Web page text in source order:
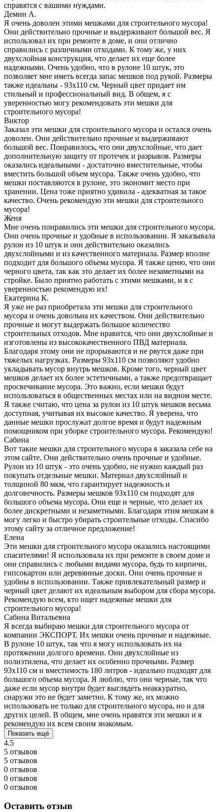
справятся с вашими нуждами.
Демин А.
Я очень доволен этими мешками для строительного мусора!
Они действительно прочные и выдерживают большой вес. Я
использовал их при ремонте в доме, и они отлично
справились с различными отходами. К тому же, у них
двухслойная конструкция, что делает их еще более
надежными. Очень удобно, что в рулоне 10 штук, это
позволяет мне иметь всегда запас мешков под рукой. Размеры
также идеальны - 93х110 см. Черный цвет придает им
стильный и профессиональный вид. В общем, я с
уверенностью могу рекомендовать эти мешки для
строительного мусора!
Виктор
Заказал эти мешки для строительного мусора и остался очень
доволен. Они действительно прочные и выдерживают
большой вес. Понравилось, что они двухслойные, что дает
дополнительную защиту от протечек и разрывов. Размеры
оказались идеальными - достаточно вместительные, чтобы
вместить большой объем мусора. Также очень удобно, что
мешки поставляются в рулоне, это экономит место при
хранении. Цена тоже приятно удивила - адекватная за такое
качество. Очень рекомендую эти мешки для строительного
мусора!
Женя
Мне очень понравились эти мешки для строительного мусора.
Они очень прочные и удобные в использовании. Я заказывала
рулон из 10 штук и они действительно оказались
двухслойными и из качественного материала. Размер вполне
подходит для большого объема мусора. Я также ценю, что они
черного цвета, так как это делает их более незаметными на
стройке. Было приятно работать с этими мешками, и я с
уверенностью рекомендую их!
Екатерина К.
Я уже не раз приобретала эти мешки для строительного
мусора и очень довольна их качеством. Они действительно
прочные и могут выдержать большое количество
строительных отходов. Мне нравится, что они двухслойные и
изготовлены из высококачественного ПВД материала.
Благодаря этому они не прорываются и не рвутся даже при
тяжелых нагрузках. Размеры 93х110 см позволяют удобно
укладывать мусор внутрь мешков. Кроме того, черный цвет
мешков делает их более эстетичными, а также предотвращает
просвечивание мусора. Это важно, если мешки будут
использоваться в общественных местах или на видном месте.
Я также считаю, что цена за рулон из 10 штук мешков весьма
доступная, учитывая их высокое качество. Я уверена, что
данные мешки прослужат долгое время и будут надежным
помощником при уборке строительного мусора. Рекомендую!
Сабина
Вот такие мешки для строительного мусора я заказала себе на
этом сайте. Они действительно очень прочные и удобные.
Рулон из 10 штук - это очень удобно, не нужно каждый раз
покупать отдельные мешки. Материал двухслойный и
толщиной 80 мкм, что гарантирует надежность и
долговечность. Размеры мешков 93х110 см подходят для
большого объема мусора. Они еще и черные, что делает их
более дискретными и незаметными. Благодаря этим мешкам я
могу легко и быстро убирать строительные отходы. Спасибо
этому сайту за отличное предложение!
Елена
Эти мешки для строительного мусора оказались настоящими
спасителями! Я использовала их при ремонте в своем доме и
они справились с любыми видами мусора, будь то кирпичи,
гипсокартон или деревянные доски. Они очень прочные и
удобны в использовании. Также привлекательный размер и
черный цвет делают их идеальным выбором для сбора мусора.
Рекомендую всем, кто ищет надежные мешки для
строительного мусора!
Сабина Витальевна
Я всегда выбираю мешки для строительного мусора от
компании ЭКСПОРТ. Их мешки очень прочные и надежные.
В рулоне 10 штук, так что я могу использовать их на
протяжении долгого времени. Они двухслойные из
полиэтилена, что делает их особенно прочными. Размер
93х110 см и вместимость 180 литров - идеально подходят для
большого объема мусора. Я люблю, что они черные, так что
даже если мусор внутри будет выглядеть неаккуратно,
снаружи это не будет заметно. К тому же, их можно
использовать не только для строительного мусора, но и для
других целей. В общем, мне очень нравятся эти мешки и я
рекомендую их всем своим знакомым.
Показать ещё
4.5
5 отзывов
5 отзывов
0 отзывов
0 отзывов
0 отзывов
Оставить отзыв